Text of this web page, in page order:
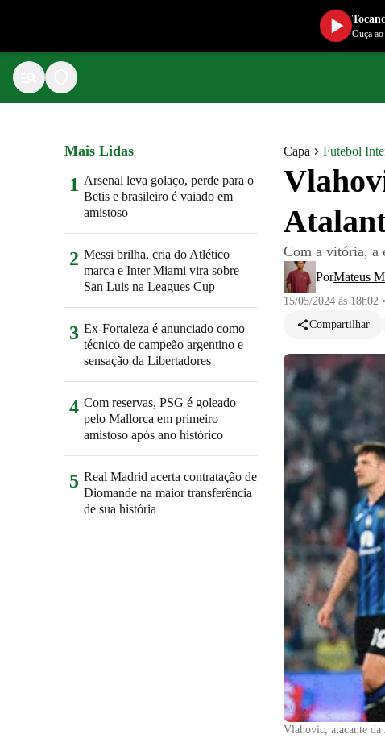
Capa Futebol
Com a vitória, a
PorMateus
15/05/2024 às 18h02 •
Compartilhar
Vlahovic, atacante da
Mais Lidas
1 Arsenal leva golaço, perde para o
Betis e brasileiro é vaiado em
amistoso
2 Messi brilha, cria do Atlético
marca e Inter Miami vira sobre
San Luis na Leagues Cup
3 Ex-Fortaleza é anunciado como
técnico de campeão argentino e
sensação da Libertadores
4 Com reservas, PSG é goleado
pelo Mallorca em primeiro
amistoso após ano histórico
5 Real Madrid acerta contratação de
Diomande na maior transferência
de sua história
Ouça